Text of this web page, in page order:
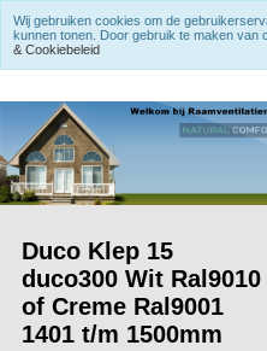
Duco Klep 15
duco300 Wit Ral9010
of Creme Ral9001
1401 t/m 1500mm
Wij gebruiken cookies om de
kunnen tonen. Door gebruik te maken van
& Cookiebeleid